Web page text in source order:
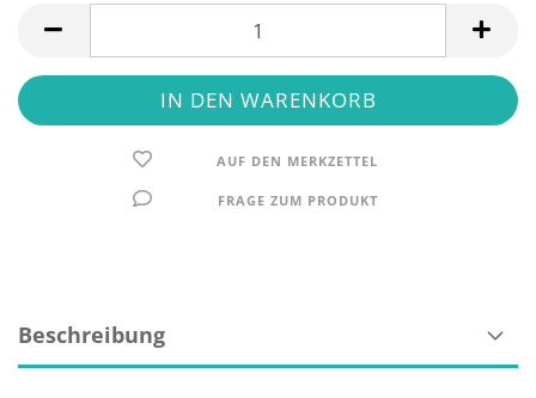
AUF DEN MERKZETTEL
FRAGE ZUM PRODUKT
Beschreibung